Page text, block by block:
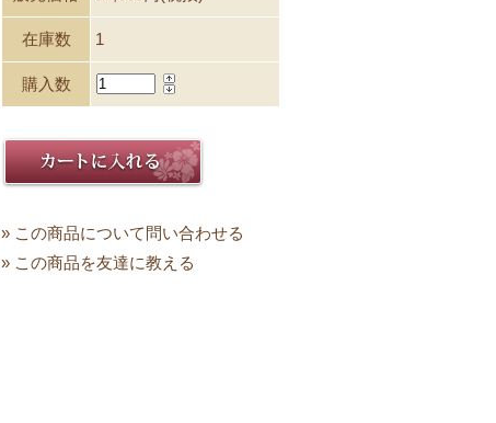
在庫数 1
購入数
» この商品について問い合わせる
» この商品を友達に教える